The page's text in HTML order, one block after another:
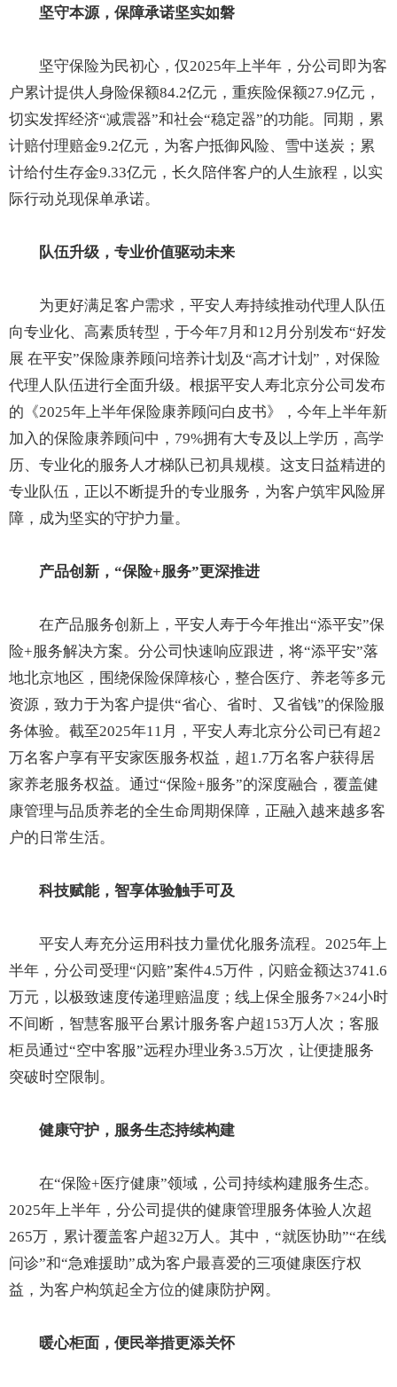
坚守本源，保障承诺坚实如磐
坚守保险为民初心，仅2025年上半年，分公司即为客
户累计提供人身险保额84.2亿元，重疾险保额27.9亿元，
切实发挥经济“减震器”和社会“稳定器”的功能。同期，累
计赔付理赔金9.2亿元，为客户抵御风险、雪中送炭；累
计给付生存金9.33亿元，长久陪伴客户的人生旅程，以实
际行动兑现保单承诺。
队伍升级，专业价值驱动未来
为更好满足客户需求，平安人寿持续推动代理人队伍
向专业化、高素质转型，于今年7月和12月分别发布“好发
展 在平安”保险康养顾问培养计划及“高才计划”，对保险
代理人队伍进行全面升级。根据平安人寿北京分公司发布
的《2025年上半年保险康养顾问白皮书》，今年上半年新
加入的保险康养顾问中，79%拥有大专及以上学历，高学
历、专业化的服务人才梯队已初具规模。这支日益精进的
专业队伍，正以不断提升的专业服务，为客户筑牢风险屏
障，成为坚实的守护力量。
产品创新，“保险+服务”更深推进
在产品服务创新上，平安人寿于今年推出“添平安”保
险+服务解决方案。分公司快速响应跟进，将“添平安”落
地北京地区，围绕保险保障核心，整合医疗、养老等多元
资源，致力于为客户提供“省心、省时、又省钱”的保险服
务体验。截至2025年11月，平安人寿北京分公司已有超2
万名客户享有平安家医服务权益，超1.7万名客户获得居
家养老服务权益。通过“保险+服务”的深度融合，覆盖健
康管理与品质养老的全生命周期保障，正融入越来越多客
户的日常生活。
科技赋能，智享体验触手可及
平安人寿充分运用科技力量优化服务流程。2025年上
半年，分公司受理“闪赔”案件4.5万件，闪赔金额达3741.6
万元，以极致速度传递理赔温度；线上保全服务7×24小时
不间断，智慧客服平台累计服务客户超153万人次；客服
柜员通过“空中客服”远程办理业务3.5万次，让便捷服务
突破时空限制。
健康守护，服务生态持续构建
在“保险+医疗健康”领域，公司持续构建服务生态。
2025年上半年，分公司提供的健康管理服务体验人次超
265万，累计覆盖客户超32万人。其中，“就医协助”“在线
问诊”和“急难援助”成为客户最喜爱的三项健康医疗权
益，为客户构筑起全方位的健康防护网。
暖心柜面，便民举措更添关怀